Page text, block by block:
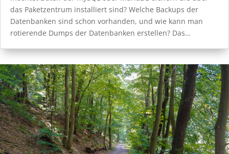
das Paketzentrum installiert sind? Welche Backups der
Datenbanken sind schon vorhanden, und wie kann man
rotierende Dumps der Datenbanken erstellen? Das…